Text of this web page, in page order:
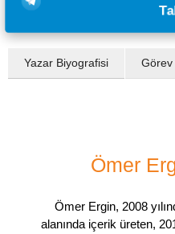
Yazar Biyografisi Görev
Ömer
Ömer Ergin, 2008
alanında içerik üreten,